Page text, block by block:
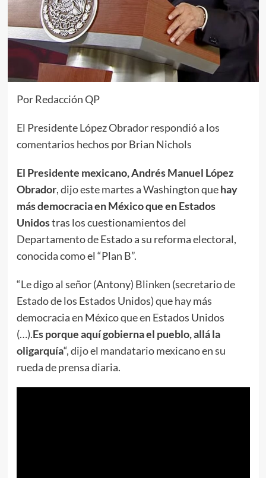
Por Redacción QP
El Presidente López Obrador respondió a los
comentarios hechos por Brian Nichols
El Presidente mexicano, Andrés Manuel López
Obrador, dijo este martes a Washington quehay
más democracia en México que en Estados
Unidostras los cuestionamientos del
Departamento de Estado a su reforma electoral,
conocida como el “Plan B”.
“Le digo al señor (Antony) Blinken (secretario de
Estado de los Estados Unidos) que hay más
democracia en México que en Estados Unidos
(…).Es porque aquí gobierna el pueblo, allá la
oligarquía“, dijo el mandatario mexicano en su
rueda de prensa diaria.